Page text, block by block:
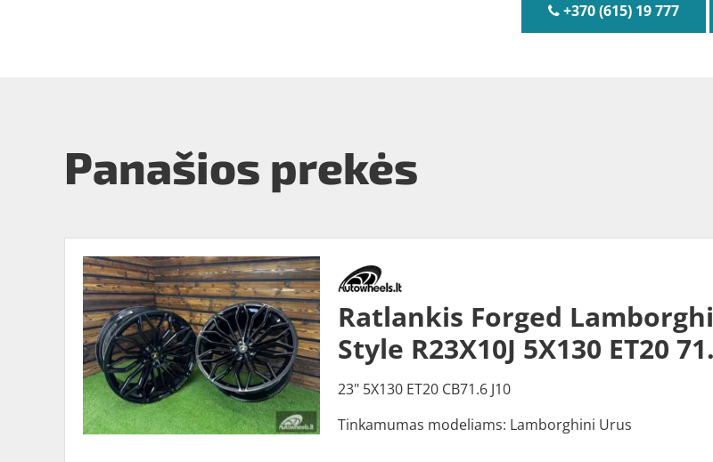
+370 (615) 19 777
Panašios prekės
Ratlankis Forged
Style R23X10J 5X130 ET20
23" 5X130 ET20 CB71.6 J10
Tinkamumas modeliams: Lamborghini Urus